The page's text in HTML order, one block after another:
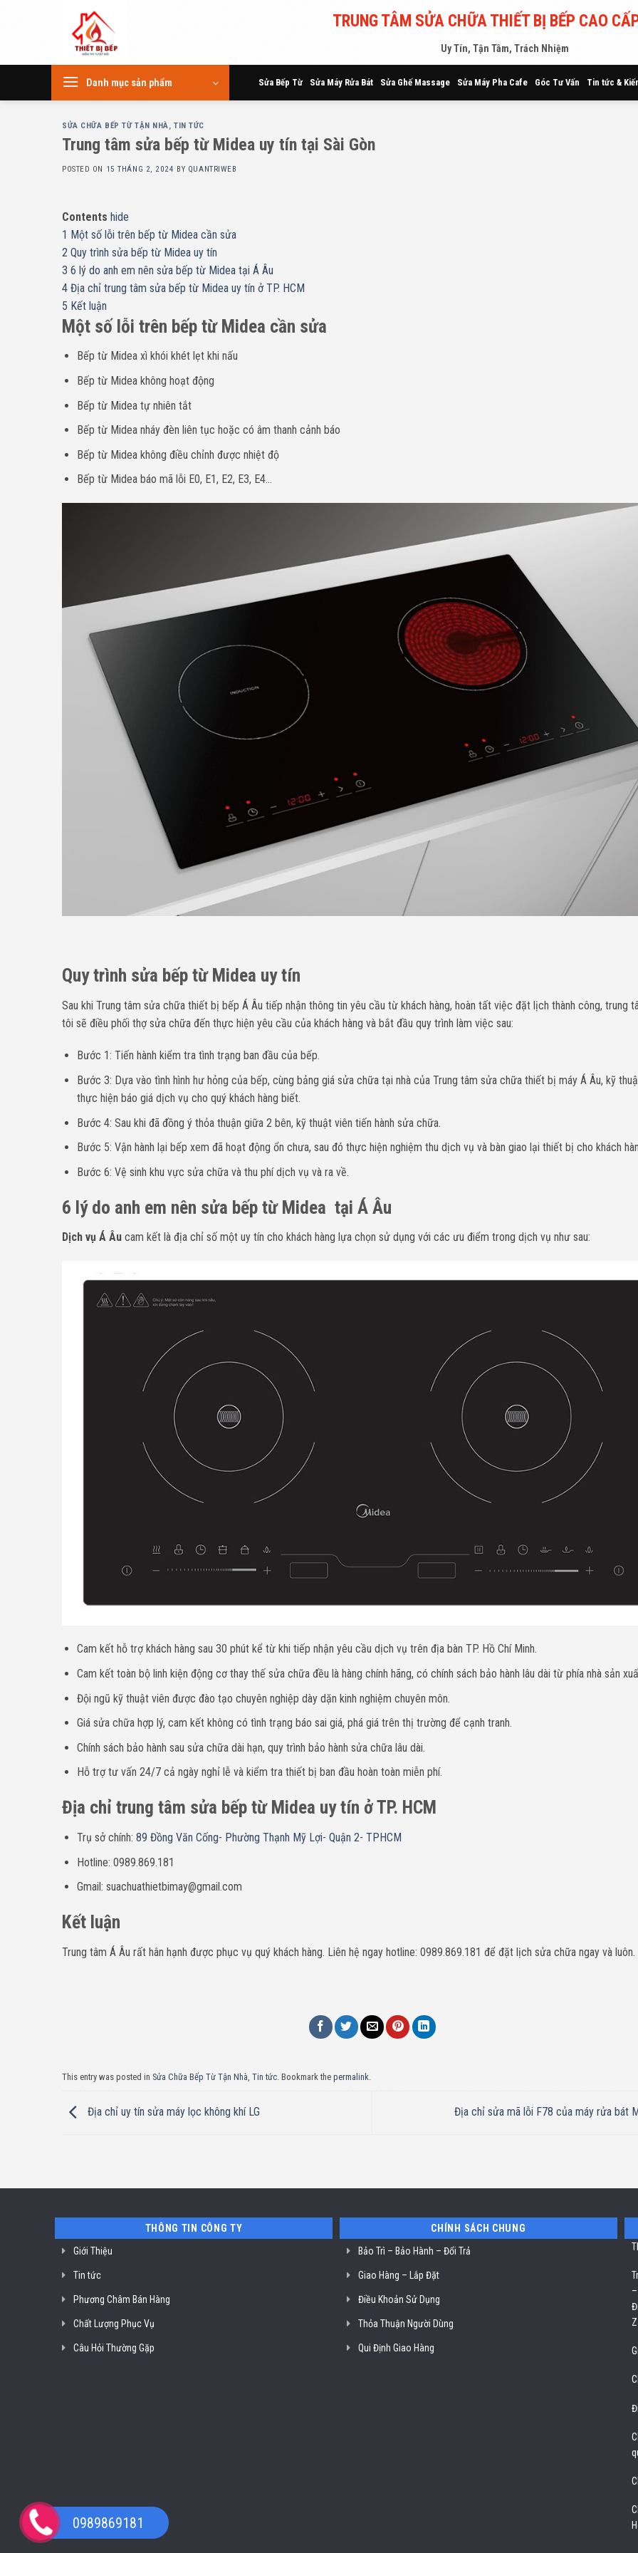
TRUNG TÂM SỬA CHỮA THIẾT BỊ BẾP CAO
Uy Tín, Tận Tâm, Trách Nhiệm
Danh mục sản phẩm Sửa Bếp Từ Sửa Máy Rửa Bát Sửa Ghế Massage Sửa Máy Pha Cafe Góc Tư Vấn Tin tức &
SỬA CHỮA BẾP TỪ TẬN NHÀ,TIN TỨC
Trung tâm sửa bếp từ Midea uy tín tại Sài Gòn
POSTED ON 15 THÁNG 2, 2024 BY QUANTRIWEB
Contents hide
1 Một số lỗi trên bếp từ Midea cần sửa
2 Quy trình sửa bếp từ Midea uy tín
3 6 lý do anh em nên sửa bếp từ Midea tại Á Âu
4 Địa chỉ trung tâm sửa bếp từ Midea uy tín ở TP. HCM
5 Kết luận
Một số lỗi trên bếp từ Midea cần sửa
Bếp từ Midea xì khói khét lẹt khi nấu
Bếp từ Midea không hoạt động
Bếp từ Midea tự nhiên tắt
Bếp từ Midea nháy đèn liên tục hoặc có âm thanh cảnh báo
Bếp từ Midea không điều chỉnh được nhiệt độ
Bếp từ Midea báo mã lỗi E0, E1, E2, E3, E4…
Quy trình sửa bếp từ Midea uy tín
Sau khi Trung tâm sửa chữa thiết bị bếp Á Âu tiếp nhận thông tin yêu cầu từ khách hàng, hoàn tất việc đặt lịch thành công, trung
tôi sẽ điều phối thợ sửa chữa đến thực hiện yêu cầu của khách hàng và bắt đầu quy trình làm việc sau:
Bước 1: Tiến hành kiểm tra tình trạng ban đầu của bếp.
Bước 3: Dựa vào tình hình hư hỏng của bếp, cùng bảng giá sửa chữa tại nhà của Trung tâm sửa chữa thiết bị máy Á Âu, kỹ
thực hiện báo giá dịch vụ cho quý khách hàng biết.
Bước 4: Sau khi đã đồng ý thỏa thuận giữa 2 bên, kỹ thuật viên tiến hành sửa chữa.
Bước 5: Vận hành lại bếp xem đã hoạt động ổn chưa, sau đó thực hiện nghiệm thu dịch vụ và bàn giao lại thiết bị cho khách
Bước 6: Vệ sinh khu vực sửa chữa và thu phí dịch vụ và ra về.
6 lý do anh em nên sửa bếp từ Midea tại Á Âu
Dịch vụ Á Âu cam kết là địa chỉ số một uy tín cho khách hàng lựa chọn sử dụng với các ưu điểm trong dịch vụ như sau:
Cam kết hỗ trợ khách hàng sau 30 phút kể từ khi tiếp nhận yêu cầu dịch vụ trên địa bàn TP. Hồ Chí Minh.
Cam kết toàn bộ linh kiện động cơ thay thế sửa chữa đều là hàng chính hãng, có chính sách bảo hành lâu dài từ phía nhà sản
Đội ngũ kỹ thuật viên được đào tạo chuyên nghiệp dày dặn kinh nghiệm chuyên môn.
Giá sửa chữa hợp lý, cam kết không có tình trạng báo sai giá, phá giá trên thị trường để cạnh tranh.
Chính sách bảo hành sau sửa chữa dài hạn, quy trình bảo hành sửa chữa lâu dài.
Hỗ trợ tư vấn 24/7 cả ngày nghỉ lễ và kiểm tra thiết bị ban đầu hoàn toàn miễn phí.
Địa chỉ trung tâm sửa bếp từ Midea uy tín ở TP. HCM
Trụ sở chính: 89 Đồng Văn Cống- Phường Thạnh Mỹ Lợi- Quận 2- TPHCM
Hotline: 0989.869.181
Gmail: suachuathietbimay@gmail.com
Kết luận
Trung tâm Á Âu rất hân hạnh được phục vụ quý khách hàng. Liên hệ ngay hotline: 0989.869.181 để đặt lịch sửa chữa ngay và luôn.
This entry was posted in Sửa Chữa Bếp Từ Tận Nhà Tin tức . Bookmark the permalink
Địa chỉ uy tín sửa máy lọc không khí LG Địa chỉ sửa mã lỗi F78 của máy rửa bát
THÔNG TIN CÔNG TY
Giới Thiệu
Tin tức
Phương Châm Bán Hàng
Chất Lượng Phục Vụ
Câu Hỏi Thường Gặp
CHÍNH SÁCH CHUNG
Bảo Trì – Bảo Hành – Đổi Trả
Giao Hàng – Lắp Đặt
Điều Khoản Sử Dụng
Thỏa Thuận Người Dùng
Qui Định Giao Hàng
0989869181